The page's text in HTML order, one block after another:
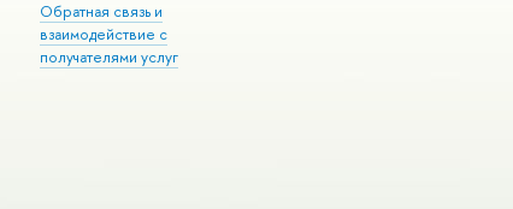
Обратная связь и
взаимодействие с
получателями услуг